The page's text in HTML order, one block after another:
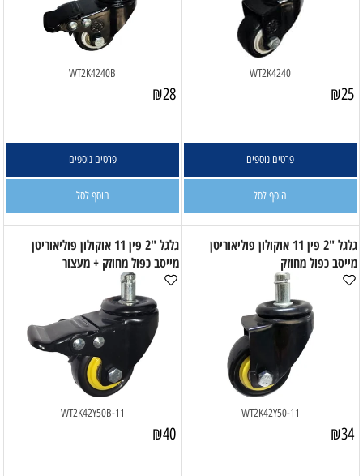
WT2K4240
₪25
פרטים נוספים
הוסף לסל
WT2K4240B
₪28
פרטים נוספים
הוסף לסל
גלגל "2 פין 11 אוקולון פוליאוריטן
מייסב כפול מחוזק
WT2K42Y50-11
₪34
גלגל "2 פין 11 אוקולון פוליאוריטן
מייסב כפול מחוזק + מעצור
WT2K42Y50B-11
₪40